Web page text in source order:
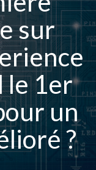
sur
le 1er
un
?